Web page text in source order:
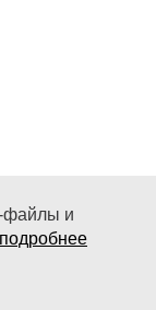
шара
файлы и